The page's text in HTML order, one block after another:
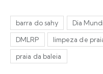
barra do sahy Dia
DMLRP limpeza de
praia da baleia